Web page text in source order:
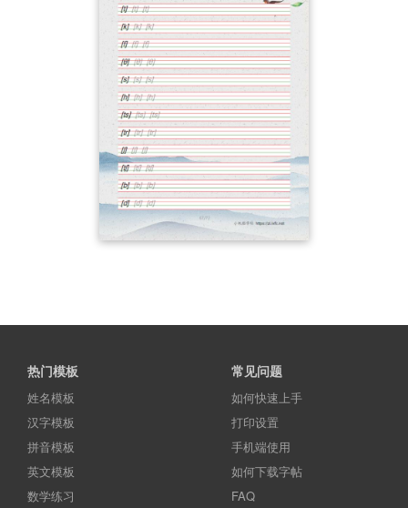
热门模板
姓名模板
汉字模板
拼音模板
英文模板
数学练习
常见问题
如何快速上手
打印设置
手机端使用
如何下载字帖
FAQ